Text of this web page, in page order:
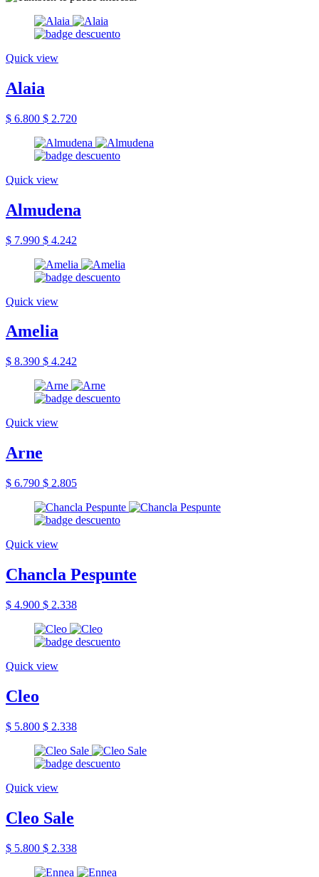
Quick view
Alaia
$ 6.800 $ 2.720
Quick view
Almudena
$ 7.990 $ 4.242
Quick view
Amelia
$ 8.390 $ 4.242
Quick view
Arne
$ 6.790 $ 2.805
Quick view
Chancla Pespunte
$ 4.900 $ 2.338
Quick view
Cleo
$ 5.800 $ 2.338
Quick view
Cleo Sale
$ 5.800 $ 2.338